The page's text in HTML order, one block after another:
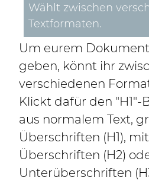
Wählt zwischen
Textformaten.
Um eurem
geben, könnt ihr
verschiedenen
Klickt dafür den
aus normalem Text,
Überschriften (H1),
Überschriften (H2)
Unterüberschriften